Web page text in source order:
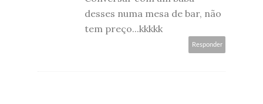
desses numa mesa de bar, não
tem preço...kkkkk
Responder